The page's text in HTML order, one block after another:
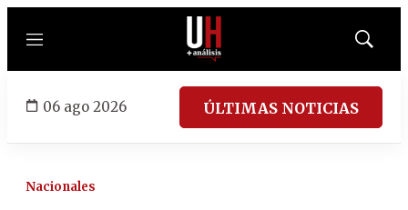
Menú
Mostrar
06 ago 2026 ÚLTIMAS NOTICIAS
Nacionales